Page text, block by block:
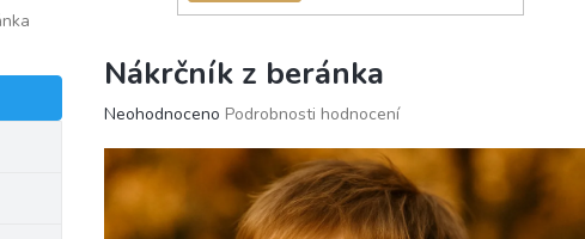
Nákrčník z beránka
Průměrné
produktu
je
0,0
Neohodnoceno Podrobnosti hodnocení